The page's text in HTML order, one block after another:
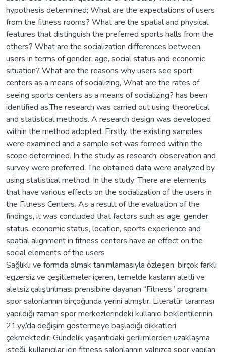
hypothesis determined; What are the expectations of users
from the fitness rooms? What are the spatial and physical
features that distinguish the preferred sports halls from the
others? What are the socialization differences between
users in terms of gender, age, social status and economic
situation? What are the reasons why users see sport
centers as a means of socializing, What are the rates of
seeing sports centers as a means of socializing? has been
identified as.The research was carried out using theoretical
and statistical methods. A research design was developed
within the method adopted. Firstly, the existing samples
were examined and a sample set was formed within the
scope determined. In the study as research; observation and
survey were preferred. The obtained data were analyzed by
using statistical method. In the study; There are elements
that have various effects on the socialization of the users in
the Fitness Centers. As a result of the evaluation of the
findings, it was concluded that factors such as age, gender,
status, economic status, location, sports experience and
spatial alignment in fitness centers have an effect on the
social elements of the users
Sağlıklı ve formda olmak tanımlamasıyla özleşen, birçok farklı
egzersiz ve çeşitlemeler içeren, temelde kasların aletli ve
aletsiz çalıştırılması prensibine dayanan “Fitness” programı
spor salonlarının birçoğunda yerini almıştır. Literatür taraması
yapıldığı zaman spor merkezlerindeki kullanıcı beklentilerinin
21.yy.’da değişim göstermeye başladığı dikkatleri
çekmektedir. Gündelik yaşantıdaki gerilimlerden uzaklaşma